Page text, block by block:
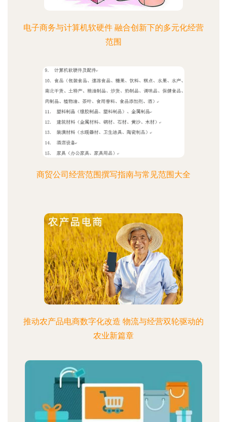
电子商务与计算机软硬件 融合创新下的多元化经营
范围
商贸公司经营范围撰写指南与常见范围大全
推动农产品电商数字化改造 物流与经营双轮驱动的
农业新篇章